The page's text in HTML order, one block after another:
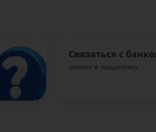
Связаться с
звонок в поддержку